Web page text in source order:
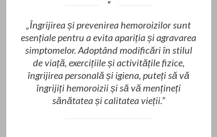
„Îngrijirea și prevenirea hemoroizilor sunt
esențiale pentru a evita apariția și agravarea
simptomelor. Adoptând modificări în stilul
de viață, exercițiile și activitățile fizice,
îngrijirea personală și igiena, puteți să vă
îngrijiți hemoroizii și să vă mențineți
sănătatea și calitatea vieții.”